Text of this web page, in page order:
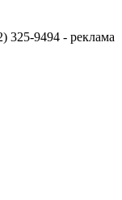
325-9494 - реклама